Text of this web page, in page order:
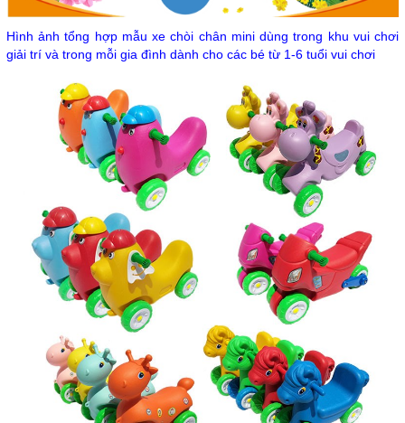
Hình ảnh tổng hợp mẫu xe chòi chân mini dùng trong khu vui chơi
giải trí và trong mỗi gia đình dành cho các bé từ 1-6 tuổi vui chơi